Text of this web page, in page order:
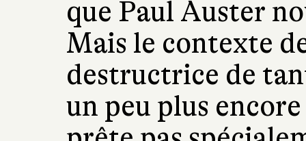
que Paul Auster
Mais le contexte
destructrice de
un peu plus